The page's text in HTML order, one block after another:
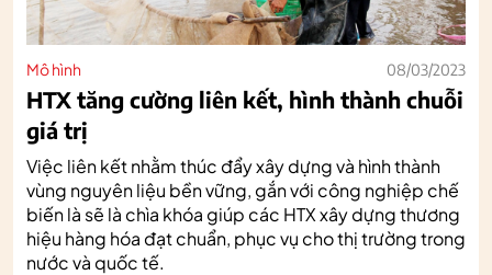
Mô hình 08/03/2023
HTX tăng cường liên kết, hình thành chuỗi
giá trị
Việc liên kết nhằm thúc đẩy xây dựng và hình thành
vùng nguyên liệu bền vững, gắn với công nghiệp chế
biến là sẽ là chìa khóa giúp các HTX xây dựng thương
hiệu hàng hóa đạt chuẩn, phục vụ cho thị trường trong
nước và quốc tế.